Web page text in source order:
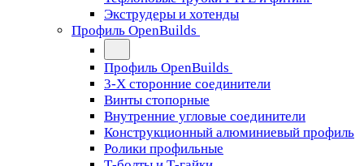
Экструдеры и хотенды
Профиль OpenBuilds
Профиль OpenBuilds
3-Х сторонние соединители
Винты стопорные
Внутренние угловые соединители
Конструкционный алюминиевый профиль
Ролики профильные